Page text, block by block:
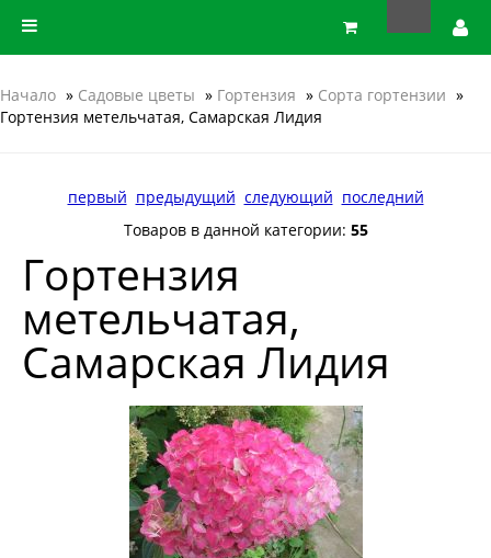
Начало » Садовые цветы » Гортензия » Сорта гортензии »
Гортензия метельчатая, Самарская Лидия
первый предыдущий следующий последний
Товаров в данной категории: 55
Гортензия
метельчатая,
Самарская Лидия